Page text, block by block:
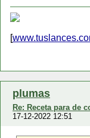
[
plumas
Re: Receta para de
17-12-2022 12:51